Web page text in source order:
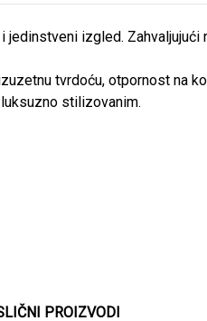
izgled.
tvrdoću, otpornost na
stilizovanim.
PROIZVODI